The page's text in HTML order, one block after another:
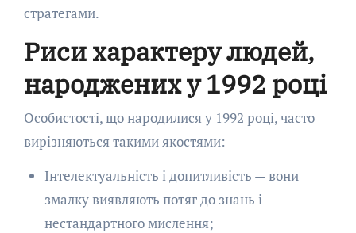
стратегами.
Риси характеру людей,
народжених у 1992 році
Особистості, що народилися у 1992 році, часто
вирізняються такими якостями:
Інтелектуальність і допитливість — вони
змалку виявляють потяг до знань і
нестандартного мислення;